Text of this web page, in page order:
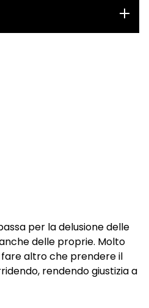
per la delusione delle
delle proprie. Molto
altro che prendere il
rendendo giustizia a